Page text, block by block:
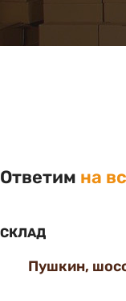
Ответим на
СКЛАД
Пушкин,